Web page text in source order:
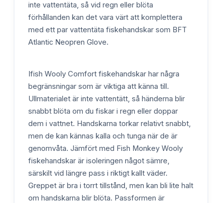
inte vattentäta, så vid regn eller blöta
förhållanden kan det vara värt att komplettera
med ett par vattentäta fiskehandskar som BFT
Atlantic Neopren Glove.
Ifish Wooly Comfort fiskehandskar har några
begränsningar som är viktiga att känna till.
Ullmaterialet är inte vattentätt, så händerna blir
snabbt blöta om du fiskar i regn eller doppar
dem i vattnet. Handskarna torkar relativt snabbt,
men de kan kännas kalla och tunga när de är
genomvåta. Jämfört med Fish Monkey Wooly
fiskehandskar är isoleringen något sämre,
särskilt vid längre pass i riktigt kallt väder.
Greppet är bra i torrt tillstånd, men kan bli lite halt
om handskarna blir blöta. Passformen är